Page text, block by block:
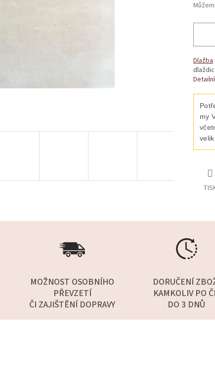
Dlažba
my
MOŽNOST OSOBNÍHO
PŘEVZETÍ
ČI ZAJIŠTĚNÍ DOPRAVY
DORUČENÍ
KAMKOLIV PO
DO 3 DNŮ